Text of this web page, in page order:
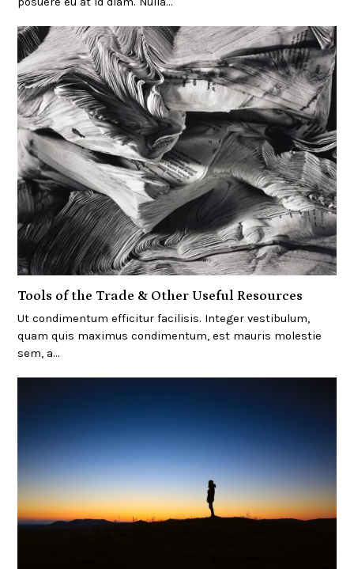
Tools of the Trade & Other Useful Resources
Ut condimentum efficitur facilisis. Integer vestibulum,
quam quis maximus condimentum, est mauris molestie
sem, a…